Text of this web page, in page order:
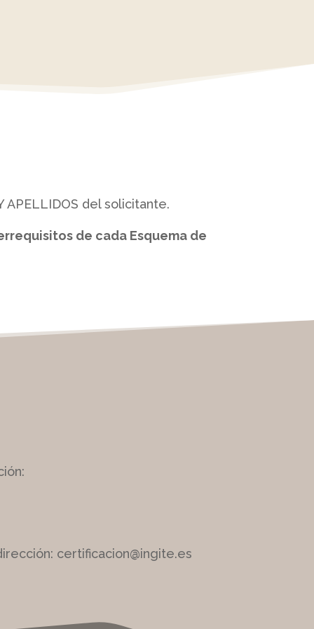
APELLIDOS del solicitante.
de cada Esquema de
certificacion@ingite.es